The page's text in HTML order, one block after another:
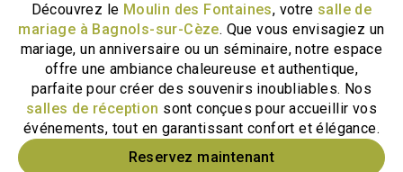
Découvrez le Moulin des Fontaines, votre salle de
mariage à Bagnols-sur-Cèze. Que vous envisagiez un
mariage, un anniversaire ou un séminaire, notre espace
offre une ambiance chaleureuse et authentique,
parfaite pour créer des souvenirs inoubliables. Nos
salles de réception sont conçues pour accueillir vos
événements, tout en garantissant confort et élégance.
Reservez maintenant